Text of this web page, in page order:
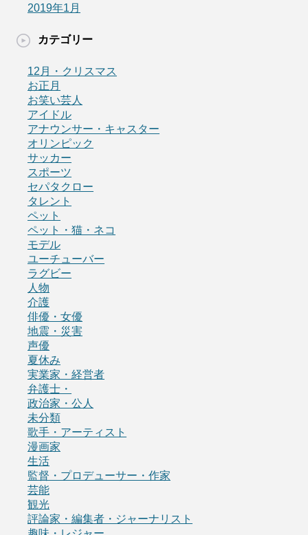
2019年1月
カテゴリー
12月・クリスマス
お正月
お笑い芸人
アイドル
アナウンサー・キャスター
オリンピック
サッカー
スポーツ
セパタクロー
タレント
ペット
ペット・猫・ネコ
モデル
ユーチューバー
ラグビー
人物
介護
俳優・女優
地震・災害
声優
夏休み
実業家・経営者
弁護士・
政治家・公人
未分類
歌手・アーティスト
漫画家
生活
監督・プロデューサー・作家
芸能
観光
評論家・編集者・ジャーナリスト